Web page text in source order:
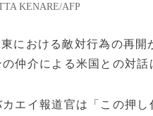
KENARE/AFP
における敵対行為の再
仲介による米国との対話
エイ報道官は「この押